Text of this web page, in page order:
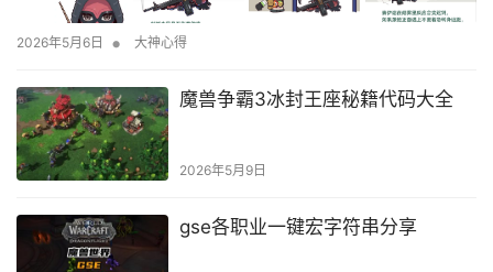
2026年5月6日 • 大神心得
魔兽争霸3冰封王座秘籍代码大全
2026年5月9日
gse各职业一键宏字符串分享